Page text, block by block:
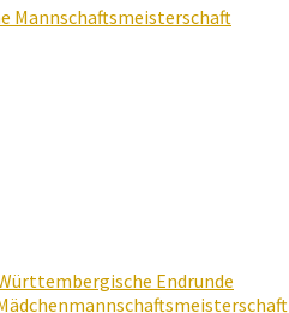
Mannschaftsmeisterschaft
Endrunde